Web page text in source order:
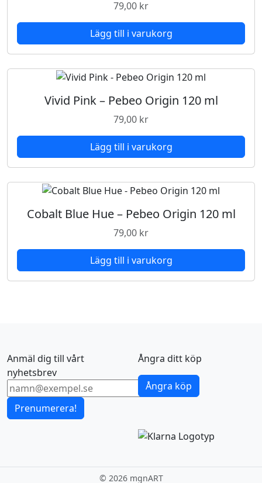
79,00 kr
Lägg till i varukorg
Vivid Pink – Pebeo Origin 120 ml
79,00 kr
Lägg till i varukorg
Cobalt Blue Hue – Pebeo Origin 120 ml
79,00 kr
Lägg till i varukorg
Anmäl dig till vårt
nyhetsbrev
Prenumerera!
Ångra ditt köp
Ångra köp
© 2026 mgnART